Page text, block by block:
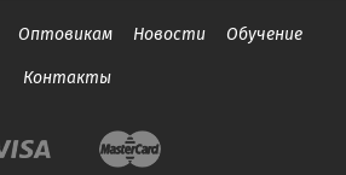
Оптовикам Новости Обучение
Контакты